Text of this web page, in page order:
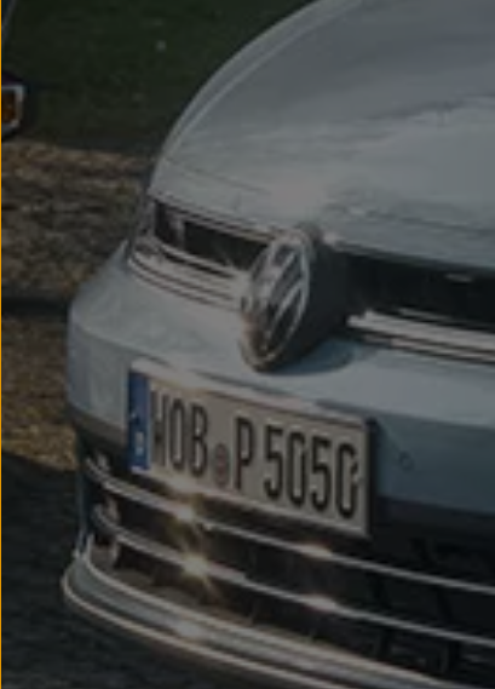
Ochrona i pielęgnacja
Akcesoria do poszczególnych modeli
Rozwiązania transportowe i bagażowe
Elektronika i rozrywka
Usługi cyfrowe
Aktualizacje oprogramowania, map i radia
Aplikacje Volkswagen, logowanie i sklep
Znajdź usługi dla swojego modelu
Połączenie telefonu komórkowego z
We Charge
Strefa kierowcy
Elektroniczna Instrukcja Obsługi
Informacje dla klientów
Informator o pojeździe
Gwarancje
Lampki ostrzegawcze i sygnalizacyjne
Starsze modele i generacje – archiwum
Certyfikaty
Wszystkie usługi
Oferty serwisowe
Dla przyszłych użytkowników
Dla obecnych użytkowników Volkswagena
Sezonowe usługi serwisowe
Korzyści autoryzowanego serwisowania
Informacje dla warsztatów
Świat Volkswagena
Volkswagen Magazine
Lifestyle
Eksploatacja
Samochody hybrydowe
SUV-y